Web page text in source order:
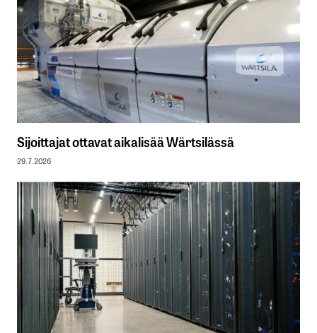
Sijoittajat ottavat aikalisää Wärtsilässä
29.7.2026